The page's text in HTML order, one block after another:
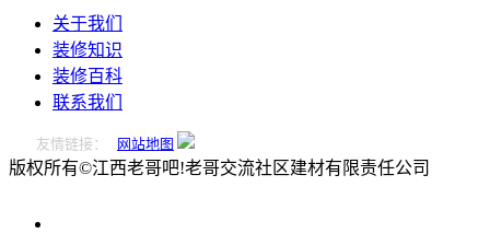
关于我们
装修知识
装修百科
联系我们
友情链接： 网站地图
版权所有©江西老哥吧!老哥交流社区建材有限责任公司